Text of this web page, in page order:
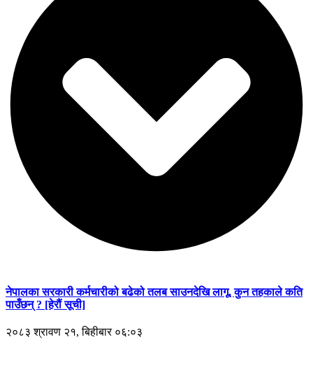
नेपालका सरकारी कर्मचारीको बढेको तलब साउनदेखि लागू, कुन तहकाले कति
पाउँछन् ? [हेरौं सूची]
२०८३ श्रावण २१, बिहीबार ०६:०३